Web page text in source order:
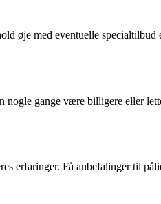
øje med eventuelle specialtilbud
nogle gange være billigere eller
erfaringer. Få anbefalinger til